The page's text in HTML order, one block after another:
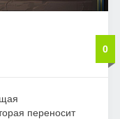
0
переносит